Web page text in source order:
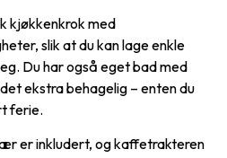
kjøkkenkrok med
slik at du kan lage enkle
Du har også eget bad med
ekstra behagelig – enten du
ferie.
er inkludert, og kaffetrakteren